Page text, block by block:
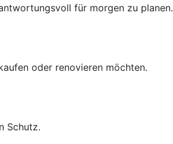
für morgen zu planen.
oder renovieren möchten.
Schutz.